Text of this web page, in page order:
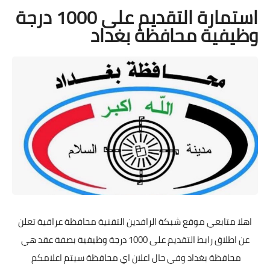
استمارة التقديم على 1000 درجة
وظيفية محافظة بغداد
اهلا متابعي موقع شبكة الرافدين التقنية محافظة عراقية تعلن
عن اطلاق رابط التقديم على 1000 درجة وظيفية بصفة عقد هي
محافظة بغداد وفي حال اعلان اي محافظة سيتم اعلامكم